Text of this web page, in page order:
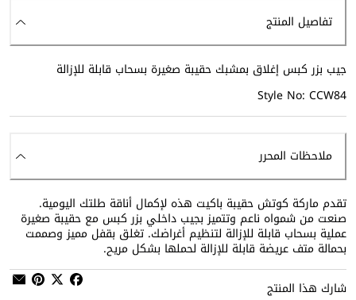
تفاصيل المنتج
جيب بزر كبس إغلاق بمشبك حقيبة صغيرة بسحاب قابلة للإزالة
Style No: CCW84
ملاحظات المحرر
تقدم ماركة كوتش حقيبة باكيت هذه لإكمال أناقة طلتك اليومية.
صنعت من شمواه ناعم وتتميز بجيب داخلي بزر كبس مع حقيبة صغيرة
عملية بسحاب قابلة للإزالة لتنظيم أغراضك. تغلق بقفل مميز وصممت
بحمالة متف عريضة قابلة للإزالة لحملها بشكل مريح.
شارك هذا المنتج